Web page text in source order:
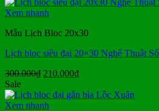
300.000₫.
Xem nhanh
Mẫu Lịch Bloc 20x30
Lịch bloc siêu đại 20×30 Nghệ Thuật
300.000₫ Giá
là:
300.000₫.
210.000₫Giá
tại
Sale
Xem nhanh